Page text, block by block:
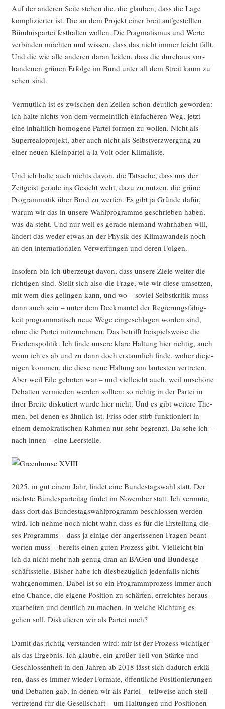
Auf der ande­ren Sei­te ste­hen die, die glau­ben, dass die Lage
kom­pli­zier­ter ist. Die an dem Pro­jekt einer breit auf­ge­stell­ten
Bünd­nis­par­tei fest­hal­ten wol­len. Die Prag­ma­tis­mus und Wer­te
ver­bin­den möch­ten und wis­sen, dass das nicht immer leicht fällt.
Und die wie alle ande­ren dar­an lei­den, dass die durch­aus vor­
han­de­nen grü­nen Erfol­ge im Bund unter all dem Streit kaum zu
sehen sind.
Ver­mut­lich ist es zwi­schen den Zei­len schon deut­lich gewor­den:
ich hal­te nichts von dem ver­meint­lich ein­fa­che­ren Weg, jetzt
eine inhalt­lich homo­ge­ne Par­tei for­men zu wol­len. Nicht als
Super­re­alo­pro­jekt, aber auch nicht als Selbst­ver­zwer­gung zu
einer neu­en Klein­par­tei a la Volt oder Klimaliste.
Und ich hal­te auch nichts davon, die Tat­sa­che, dass uns der
Zeit­geist gera­de ins Gesicht weht, dazu zu nut­zen, die grü­ne
Pro­gram­ma­tik über Bord zu wer­fen. Es gibt ja Grün­de dafür,
war­um wir das in unse­re Wahl­pro­gram­me geschrie­ben haben,
was da steht. Und nur weil es gera­de nie­mand wahr­ha­ben will,
ändert das weder etwas an der Phy­sik des Kli­ma­wan­dels noch
an den inter­na­tio­na­len Ver­wer­fun­gen und deren Folgen.
Inso­fern bin ich über­zeugt davon, dass unse­re Zie­le wei­ter die
rich­ti­gen sind. Stellt sich also die Fra­ge, wie wir die­se umset­zen,
mit wem dies gelin­gen kann, und wo – soviel Selbst­kri­tik muss
dann auch sein – unter dem Deck­man­tel der Regie­rungs­fä­hig­
keit pro­gram­ma­tisch neue Wege ein­ge­schla­gen wor­den sind,
ohne die Par­tei mit­zu­neh­men. Das betrifft bei­spiels­wei­se die
Frie­dens­po­li­tik. Ich fin­de unse­re kla­re Hal­tung hier rich­tig, auch
wenn ich es ab und zu dann doch erstaun­lich fin­de, woher die­je­
ni­gen kom­men, die die­se neue Hal­tung am lau­tes­ten ver­tre­ten.
Aber weil Eile gebo­ten war – und viel­leicht auch, weil unschö­ne
Debat­ten ver­mie­den wer­den soll­ten: so rich­tig in der Par­tei in
ihrer Brei­te dis­ku­tiert wur­de hier nicht. Und es gibt wei­te­re The­
men, bei denen es ähn­lich ist. Friss oder stirb funk­tio­niert in
einem demo­kra­ti­schen Rah­men nur sehr begrenzt. Da sehe ich –
nach innen – eine Leerstelle.
2025, in gut einem Jahr, fin­det eine Bun­des­tags­wahl statt. Der
nächs­te Bun­des­par­tei­tag fin­det im Novem­ber statt. Ich ver­mu­te,
dass dort das Bun­des­tags­wahl­pro­gramm beschlos­sen wer­den
wird. Ich neh­me noch nicht wahr, dass es für die Erstel­lung die­
ses Pro­gramms – dass ja eini­ge der ange­ris­se­nen Fra­gen beant­
wor­ten muss – bereits einen guten Pro­zess gibt. Viel­leicht bin
ich da nicht mehr nah genug dran an BAGen und Bun­des­ge­
schäfts­stel­le. Bis­her habe ich dies­be­züg­lich jeden­falls nichts
wahr­ge­nom­men. Dabei ist so ein Pro­gramm­pro­zess immer auch
eine Chan­ce, die eige­ne Posi­ti­on zu schär­fen, erreich­tes her­aus­
zu­ar­bei­ten und deut­lich zu machen, in wel­che Rich­tung es
gehen soll. Dis­ku­tie­ren wir als Par­tei noch?
Damit das rich­tig ver­stan­den wird: mir ist der Pro­zess wich­ti­ger
als das Ergeb­nis. Ich glau­be, ein gro­ßer Teil von Stär­ke und
Geschlos­sen­heit in den Jah­ren ab 2018 lässt sich dadurch erklä­
ren, dass es immer wie­der For­ma­te, öffent­li­che Posi­tio­nie­run­gen
und Debat­ten gab, in denen wir als Par­tei – teil­wei­se auch stell­
ver­tre­tend für die Gesell­schaft – um Hal­tun­gen und Posi­tio­nen